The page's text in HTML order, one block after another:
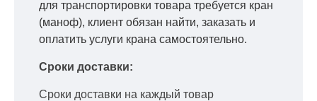
для транспортировки товара требуется кран
(маноф), клиент обязан найти, заказать и
оплатить услуги крана самостоятельно.
Сроки доставки:
Сроки доставки на каждый товар